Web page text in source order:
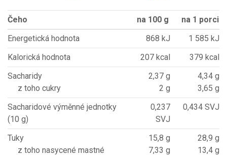
Čeho na 100 g
na 1 porci
Energetická hodnota
868 kJ
1 585 kJ
Kalorická hodnota
207 kcal
379 kcal
Sacharidy
z toho cukry
2,37 g
2 g
4,34 g
3,65 g
Sacharidové výměnné jednotky
(10 g)
0,237
SVJ
0,434 SVJ
Tuky
z toho nasycené mastné
15,8 g
7,33 g
28,9 g
13,4 g